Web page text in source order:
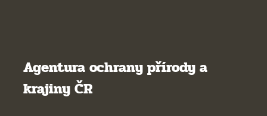
Agentura ochrany přírody a
krajiny ČR